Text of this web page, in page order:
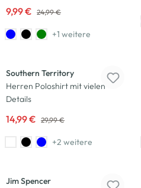
9,99 € 24,99 €
+1 weitere
Southern Territory
Herren Poloshirt mit vielen
Details
14,99 € 29,99 €
+2 weitere
Jim Spencer